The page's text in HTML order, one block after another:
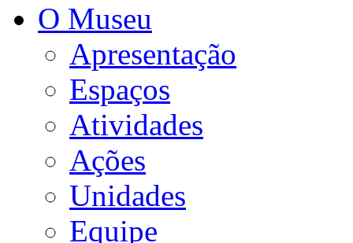
O Museu
Apresentação
Espaços
Atividades
Ações
Unidades
Equipe